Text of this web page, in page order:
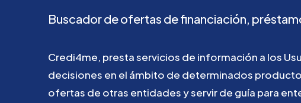
Buscadordeofertas definanciación,
Credi4me, prestaservicios de información a los
decisiones en el ámbito de determinados
ofertas de otras entidadesyservirde guía para